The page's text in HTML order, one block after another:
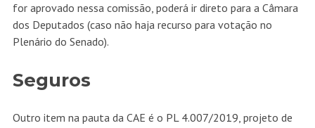
for aprovado nessa comissão, poderá ir direto para a Câmara
dos Deputados (caso não haja recurso para votação no
Plenário do Senado).
Seguros
Outro item na pauta da CAE é o PL 4.007/2019, projeto de